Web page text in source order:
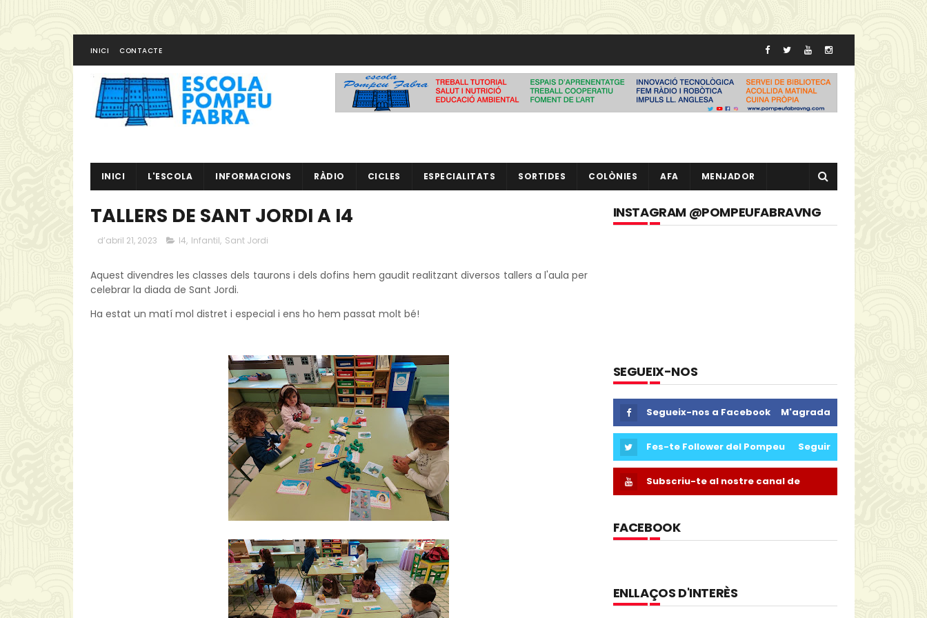
INICI CONTACTE
INICI L'ESCOLA INFORMACIONS RÀDIO CICLES ESPECIALITATS SORTIDES COLÒNIES AFA MENJADOR
TALLERS DE SANT JORDI A I4
d’abril 21, 2023 I4, Infantil, Sant Jordi
Aquest divendres les classes dels taurons i dels dofins hem gaudit realitzant diversos tallers a l'aula per
celebrar la diada de Sant Jordi.
Ha estat un matí mol distret i especial i ens ho hem passat molt bé!
INSTAGRAM @POMPEUFABRAVNG
SEGUEIX-NOS
Segueix-nos a Facebook M'agrada
Fes-te Follower del Pompeu Seguir
Subscriu-te al nostre canal de
FACEBOOK
ENLLAÇOS D'INTERÈS